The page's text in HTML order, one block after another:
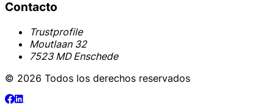
Contacto
Trustprofile
Moutlaan 32
7523 MD Enschede
© 2026 Todos los derechos reservados